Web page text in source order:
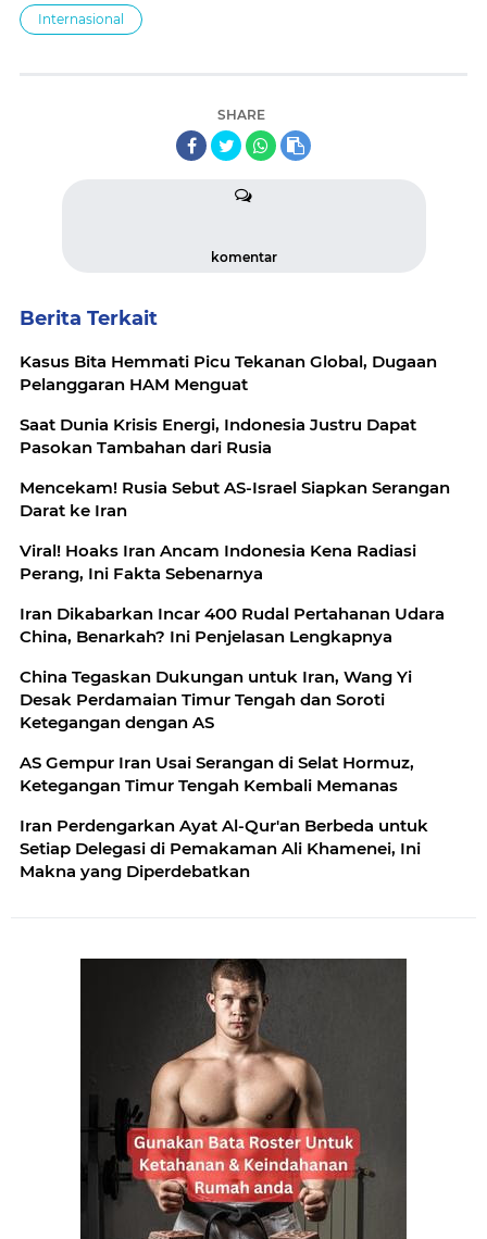
Internasional
SHARE
komentar
Berita Terkait
Kasus Bita Hemmati Picu Tekanan Global, Dugaan
Pelanggaran HAM Menguat
Saat Dunia Krisis Energi, Indonesia Justru Dapat
Pasokan Tambahan dari Rusia
Mencekam! Rusia Sebut AS-Israel Siapkan Serangan
Darat ke Iran
Viral! Hoaks Iran Ancam Indonesia Kena Radiasi
Perang, Ini Fakta Sebenarnya
Iran Dikabarkan Incar 400 Rudal Pertahanan Udara
China, Benarkah? Ini Penjelasan Lengkapnya
China Tegaskan Dukungan untuk Iran, Wang Yi
Desak Perdamaian Timur Tengah dan Soroti
Ketegangan dengan AS
AS Gempur Iran Usai Serangan di Selat Hormuz,
Ketegangan Timur Tengah Kembali Memanas
Iran Perdengarkan Ayat Al-Qur'an Berbeda untuk
Setiap Delegasi di Pemakaman Ali Khamenei, Ini
Makna yang Diperdebatkan